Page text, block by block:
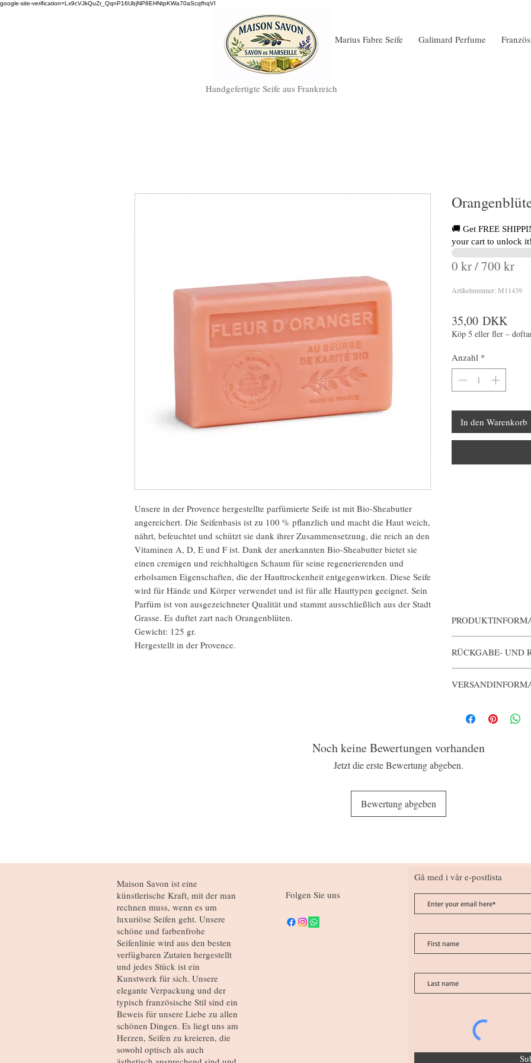
google-site-verification=Lx9cVJkQuZr_QqnP16UbjNP8EHNtpKWa70aScqfhqVI
Marius Fabre Seife Galimard Perfume
Handgefertigte Seife aus Frankreich
Unsere in der Provence hergestellte parfümierte Seife ist mit Bio-Sheabutter
angereichert. Die Seifenbasis ist zu 100 % pflanzlich und macht die Haut weich,
nährt, befeuchtet und schützt sie dank ihrer Zusammensetzung, die reich an den
Vitaminen A, D, E und F ist. Dank der anerkannten Bio-Sheabutter bietet sie
einen cremigen und reichhaltigen Schaum für seine regenerierenden und
erholsamen Eigenschaften, die der Hauttrockenheit entgegenwirken. Diese Seife
wird für Hände und Körper verwendet und ist für alle Hauttypen geeignet. Sein
Parfüm ist von ausgezeichneter Qualität und stammt ausschließlich aus der Stadt
Grasse. Es duftet zart nach Orangenblüten.
Gewicht: 125 gr.
Hergestellt in der Provence.
🚚 Get FREE
your cart to unlock it!
0 kr / 700 kr
Artikelnummer: M11439
35,00 DKKPreis
Köp 5 eller fler –
Anzahl *
In den Warenkorb
Jedes Stück Seife ist
Zutaten:
Samenöl, Rosmarinus
Tetranatriumetidronat,
Lake), CI 77492
RÜCKGABE- UND
mit Tracking-
Noch keine Bewertungen vorhanden
Jetzt die erste Bewertung abgeben.
Bewertung abgeben
Maison Savon ist eine
künstlerische Kraft, mit der man
rechnen muss, wenn es um
luxuriöse Seifen geht. Unsere
schöne und farbenfrohe
Seifenlinie wird aus den besten
verfügbaren Zutaten hergestellt
und jedes Stück ist ein
Kunstwerk für sich. Unsere
elegante Verpackung und der
typisch französische Stil sind ein
Beweis für unsere Liebe zu allen
schönen Dingen. Es liegt uns am
Herzen, Seifen zu kreieren, die
sowohl optisch als auch
Folgen Sie uns
Gå med i vår e-postlista